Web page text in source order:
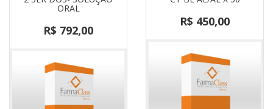
ORAL
R$ 792,00
R$ 450,00